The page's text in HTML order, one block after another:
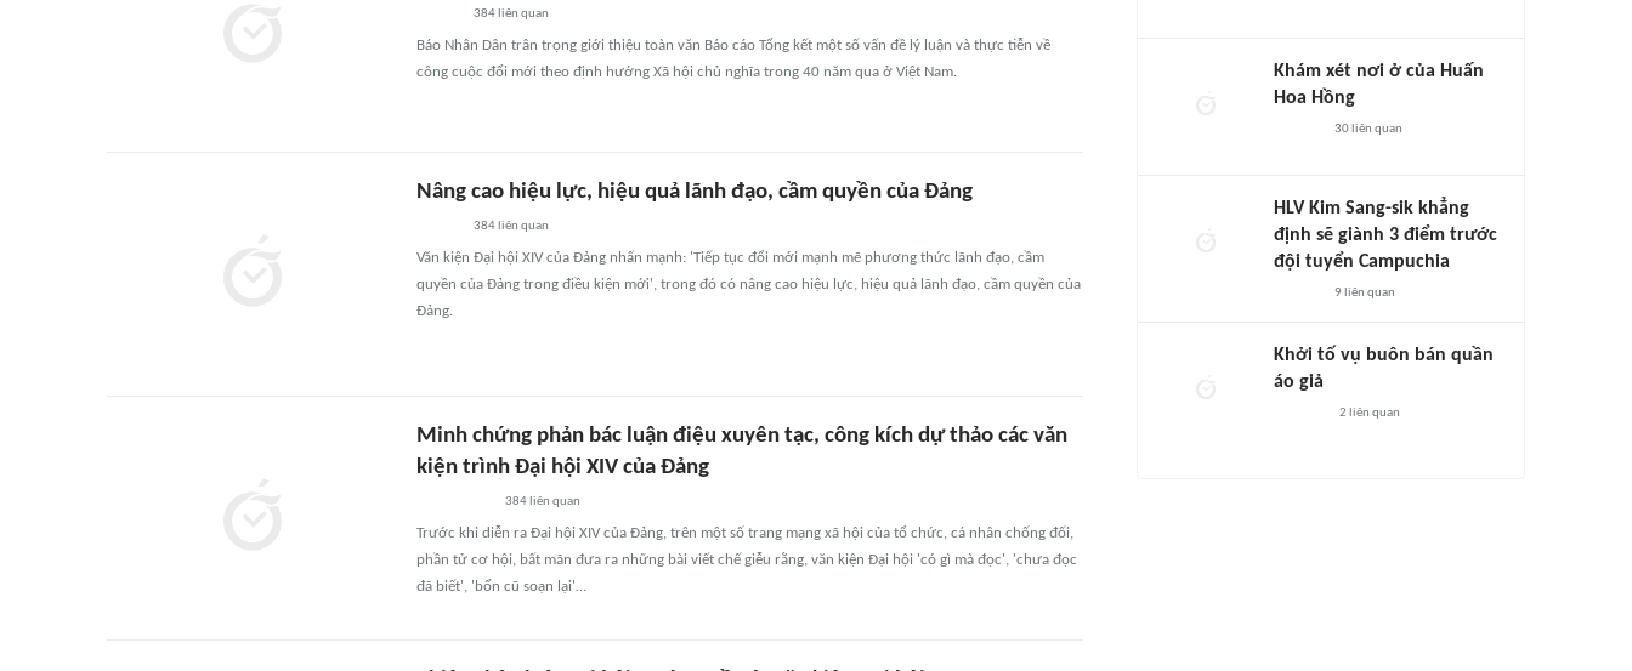
384 liên quan
Báo Nhân Dân trân trọng giới thiệu toàn văn Báo cáo Tổng kết một số vấn đề lý luận và thực tiễn về
công cuộc đổi mới theo định hướng Xã hội chủ nghĩa trong 40 năm qua ở Việt Nam.
Nâng cao hiệu lực, hiệu quả lãnh đạo, cầm quyền của Đảng
384 liên quan
Văn kiện Đại hội XIV của Đảng nhấn mạnh: 'Tiếp tục đổi mới mạnh mẽ phương thức lãnh đạo, cầm
quyền của Đảng trong điều kiện mới', trong đó có nâng cao hiệu lực, hiệu quả lãnh đạo, cầm quyền của
Đảng.
Minh chứng phản bác luận điệu xuyên tạc, công kích dự thảo các văn
kiện trình Đại hội XIV của Đảng
384liên quan
Trước khi diễn ra Đại hội XIV của Đảng, trên một số trang mạng xã hội của tổ chức, cá nhân chống đối,
phần tử cơ hội, bất mãn đưa ra những bài viết chế giễu rằng, văn kiện Đại hội 'có gì mà đọc', 'chưa đọc
đã biết', 'bổn cũ soạn lại'…
Khám xét nơi ở của Huấn
Hoa Hồng
30liên quan
HLV Kim Sang-sik khẳng
định sẽ giành 3 điểm trước
đội tuyển Campuchia
9 liên quan
Khởi tố vụ buôn bán quần
áo giả
2 liên quan